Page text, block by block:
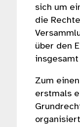
sich um
die
über den
Zum
erstmals